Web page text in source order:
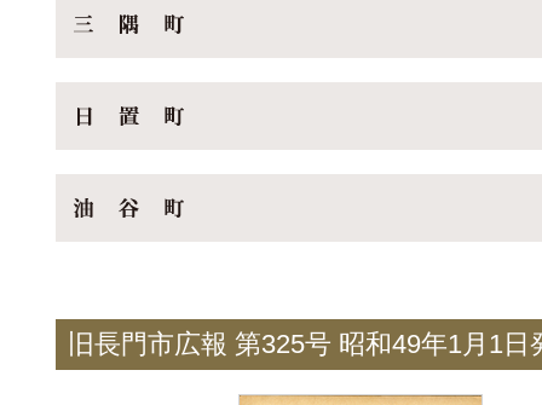
旧長門市広報 第325号 昭和49年1月1日